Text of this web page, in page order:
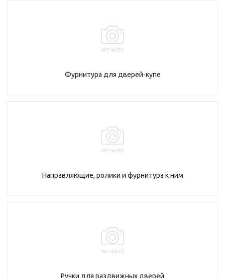
Фурнитура для дверей-купе
Направляющие, ролики и фурнитура к ним
Ручки для раздвижных дверей